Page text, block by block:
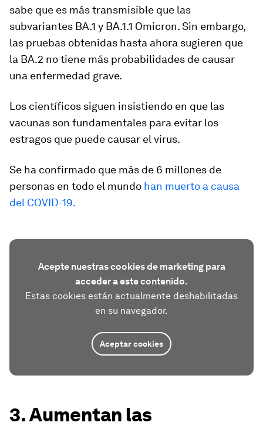
sabe que es más transmisible que las
subvariantes BA.1 y BA.1.1 Omicron. Sin embargo,
las pruebas obtenidas hasta ahora sugieren que
la BA.2 no tiene más probabilidades de causar
una enfermedad grave.
Los científicos siguen insistiendo en que las
vacunas son fundamentales para evitar los
estragos que puede causar el virus.
Se ha confirmado que más de 6 millones de
personas en todo el mundo han muerto a causa
del COVID-19.
Acepte nuestras cookies de marketing para
acceder a este contenido.
Estas cookies están actualmente deshabilitadas
en su navegador.
Aceptar cookies
3. Aumentan las